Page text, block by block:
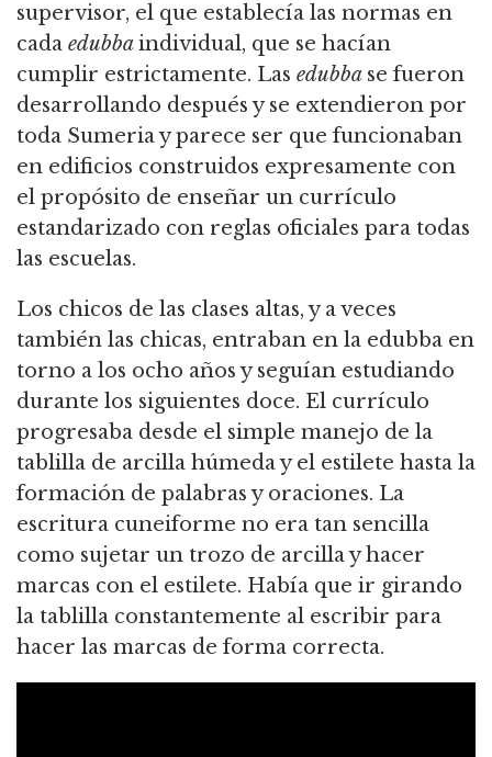
supervisor, el que establecía las normas en
cada edubbaindividual, que se hacían
cumplir estrictamente. Las edubba se fueron
desarrollando después y se extendieron por
toda Sumeria y parece ser que funcionaban
en edificios construidos expresamente con
el propósito de enseñar un currículo
estandarizado con reglas oficiales para todas
las escuelas.
Los chicos de las clases altas, y a veces
también las chicas, entraban en la edubba en
torno a los ocho años y seguían estudiando
durante los siguientes doce. El currículo
progresaba desde el simple manejo de la
tablilla de arcilla húmeda y el estilete hasta la
formación de palabras y oraciones. La
escritura cuneiforme no era tan sencilla
como sujetar un trozo de arcilla y hacer
marcas con el estilete. Había que ir girando
la tablilla constantemente al escribir para
hacer las marcas de forma correcta.